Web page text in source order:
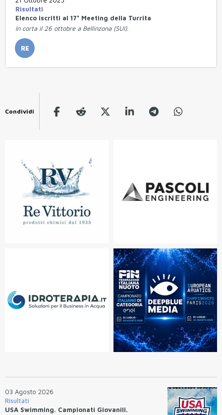
Risultati
Elenco iscritti al 17° Meeting della Turrita
In corta il 26 ottobre a Bellinzona (SUI).
RE
Condividi
03 Agosto 2026
Risultati
USA Swimming. Campionati Giovanili.